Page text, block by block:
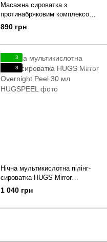
Масажна сироватка з
протинабряковим комплексом
HUGS Plump It Draining Serum
890 грн
3
3
Нічна мультикислотна пілінг-
сироватка HUGS Mirror
Overnight Peel 30 мл
1 040 грн